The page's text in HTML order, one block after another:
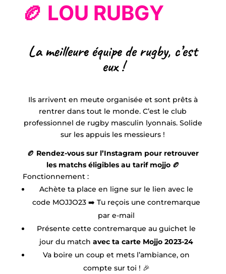
🏉 LOU RUBGY
La meilleure équipe de rugby, c’est
eux !
Ils arrivent en meute organisée et sont prêts à
rentrer dans tout le monde. C’est le club
professionnel de rugby masculin lyonnais. Solide
sur les appuis les messieurs !
🏉 Rendez-vous sur l’Instagram pour retrouver
les matchs éligibles au tarif mojjo 🏉
Fonctionnement :
Achète ta place en ligne sur le lien avec le
code MOJJO23 ➡️ Tu reçois une contremarque
par e-mail
Présente cette contremarque au guichet le
jour du matchavec ta carte Mojjo 2023-24
Va boire un coup et mets l’ambiance, on
compte sur toi ! 🎉